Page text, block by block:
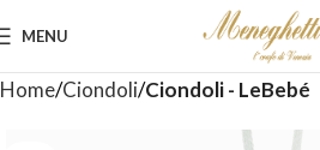
MENU
Home Ciondoli Ciondoli - LeBebé